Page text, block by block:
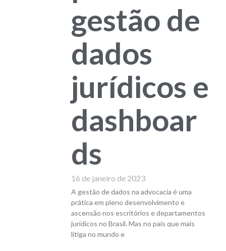
gestão de
dados
jurídicos e
dashboar
ds
16 de janeiro de 2023
A gestão de dados na advocacia é uma
prática em pleno desenvolvimento e
ascensão nos escritórios e departamentos
jurídicos no Brasil. Mas no país que mais
litiga no mundo e